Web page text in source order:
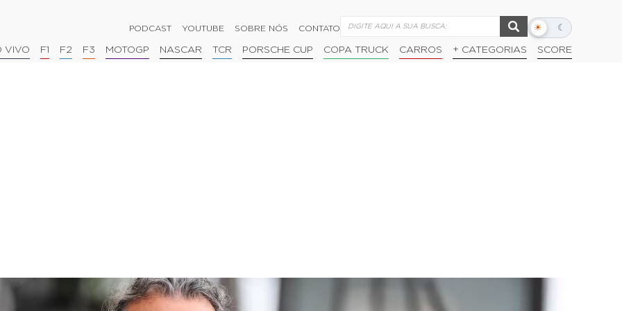
PODCAST YOUTUBE SOBRE NÓS CONTATO ☀ ☾
Alternar
escuro
VIVO F1 F2 F3 MOTOGP NASCAR TCR PORSCHE CUP COPA TRUCK CARROS + CATEGORIAS SCORE